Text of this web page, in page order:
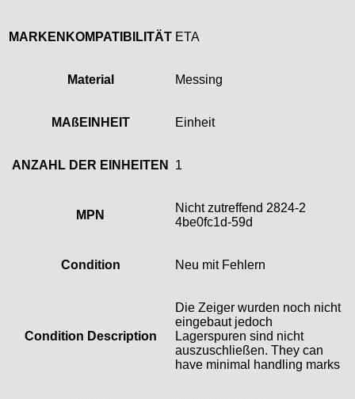
Tissot
MARKENKOMPATIBILITÄT ETA
Material Messing
MAßEINHEIT Einheit
ANZAHL DER EINHEITEN 1
MPN
Nicht zutreffend 2824-2
4be0fc1d-59d
Condition Neu mit Fehlern
Condition Description
Die Zeiger wurden noch nicht
eingebaut jedoch
Lagerspuren sind nicht
auszuschließen. They can
have minimal handling marks